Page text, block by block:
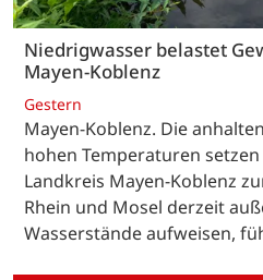
Niedrigwasser belastet
Mayen-Koblenz
Gestern
Mayen-Koblenz. Die
hohen Temperaturen
Landkreis Mayen-Koblenz
Rhein und Mosel derzeit
Wasserstände aufweisen,